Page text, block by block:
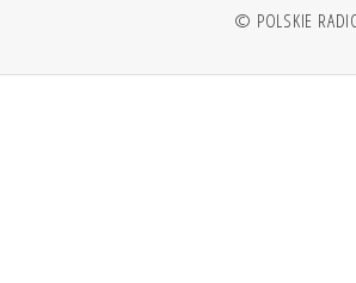
© POLSKIE